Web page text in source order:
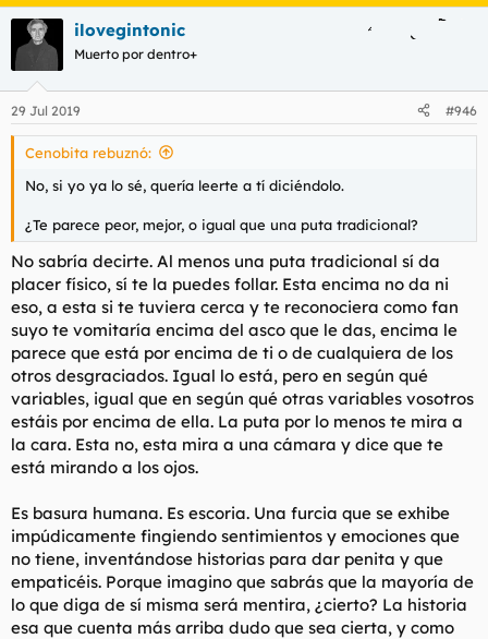
ilovegintonic
Muerto por dentro+
29 Jul 2019 #946
Cenobita rebuznó:
No, si yo ya lo sé, quería leerte a tí diciéndolo.
¿Te parece peor, mejor, o igual que una puta tradicional?
No sabría decirte. Al menos una puta tradicional sí da
placer físico, sí te la puedes follar. Esta encima no da ni
eso, a esta si te tuviera cerca y te reconociera como fan
suyo te vomitaría encima del asco que le das, encima le
parece que está por encima de ti o de cualquiera de los
otros desgraciados. Igual lo está, pero en según qué
variables, igual que en según qué otras variables vosotros
estáis por encima de ella. La puta por lo menos te mira a
la cara. Esta no, esta mira a una cámara y dice que te
está mirando a los ojos.
Es basura humana. Es escoria. Una furcia que se exhibe
impúdicamente fingiendo sentimientos y emociones que
no tiene, inventándose historias para dar penita y que
empaticéis. Porque imagino que sabrás que la mayoría de
lo que diga de sí misma será mentira, ¿cierto? La historia
esa que cuenta más arriba dudo que sea cierta, y como